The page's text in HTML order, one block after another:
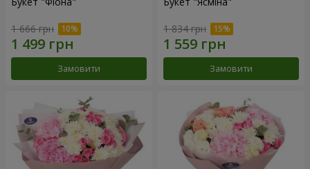
1 666 грн
Замовити
1 834 грн
Замовити